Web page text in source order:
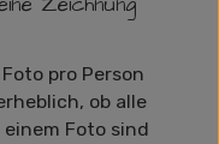
pro Person
ob alle
Foto sind